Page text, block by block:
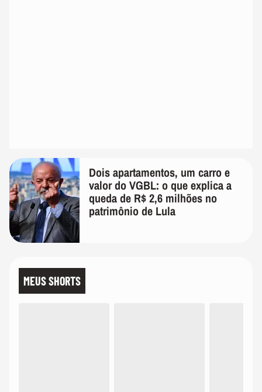
Dois apartamentos, um carro e
valor do VGBL: o que explica a
queda de R$ 2,6 milhões no
patrimônio de Lula
MEUS SHORTS